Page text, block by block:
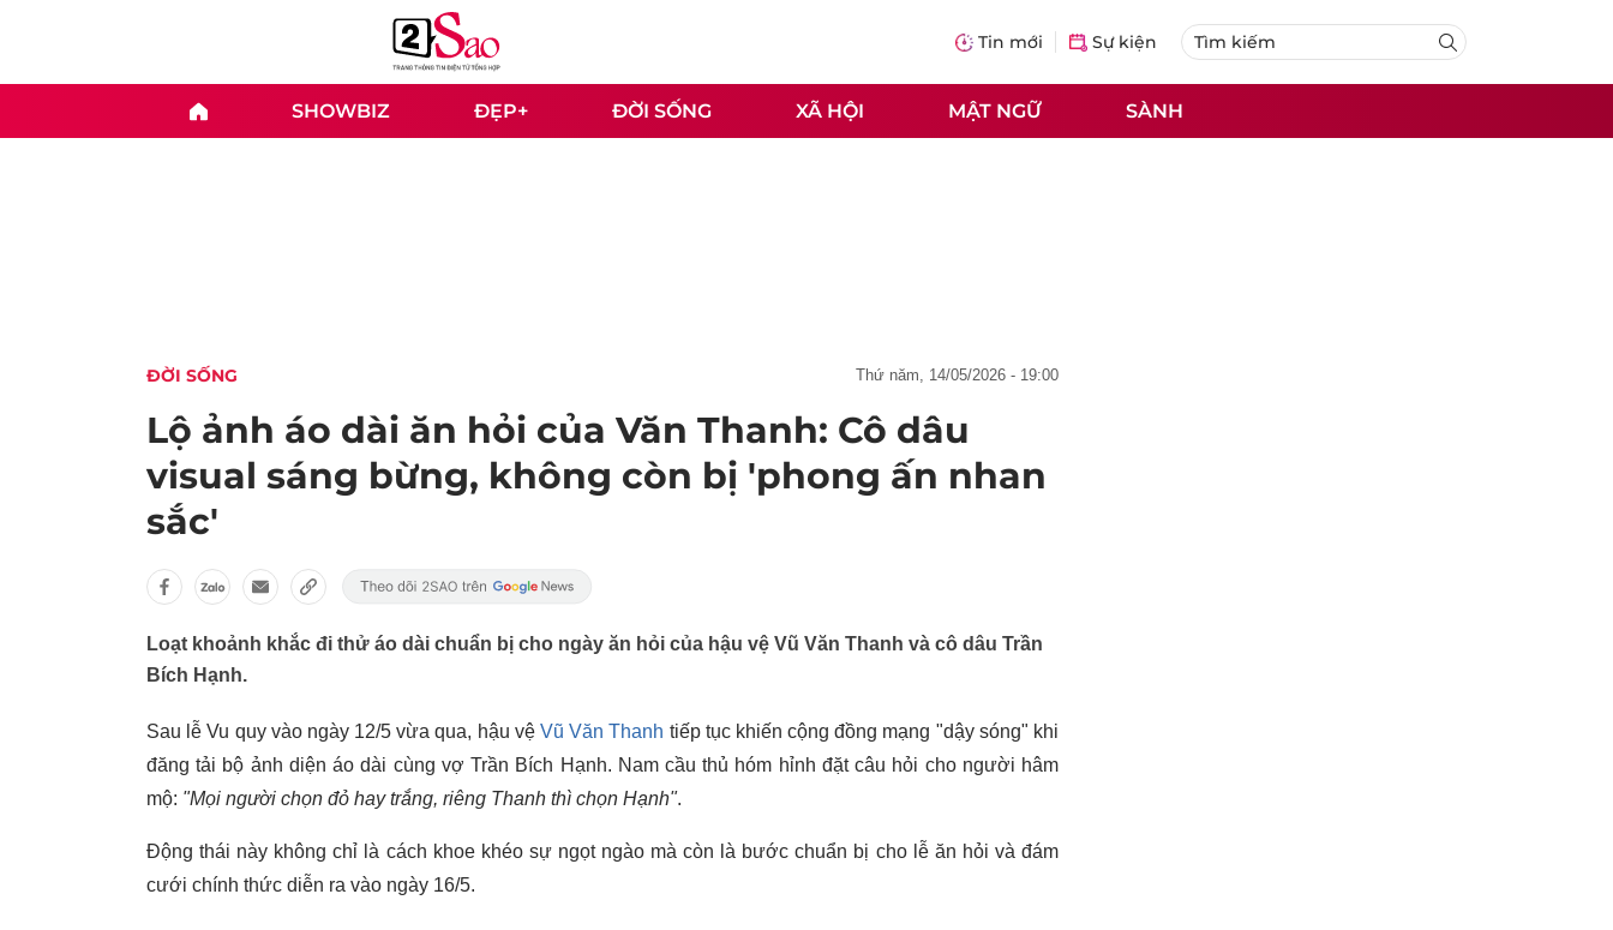
Tin mới Sự kiện
SHOWBIZ ĐẸP+ ĐỜI SỐNG XÃ HỘI MẬT NGỮ SÀNH
ĐỜI SỐNG thứ năm, 14/05/2026 - 19:00
Lộ ảnh áo dài ăn hỏi của Văn Thanh: Cô dâu
visual sáng bừng, không còn bị 'phong ấn nhan
sắc'
Loạt khoảnh khắc đi thử áo dài chuẩn bị cho ngày ăn hỏi của hậu vệ Vũ Văn Thanh và cô dâu Trần
Bích Hạnh.
Sau lễ Vu quy vào ngày 12/5 vừa qua, hậu vệ Vũ Văn Thanh tiếp tục khiến cộng đồng mạng "dậy sóng" khi
đăng tải bộ ảnh diện áo dài cùng vợ Trần Bích Hạnh. Nam cầu thủ hóm hỉnh đặt câu hỏi cho người hâm
mộ: "Mọi người chọn đỏ hay trắng, riêng Thanh thì chọn Hạnh".
Động thái này không chỉ là cách khoe khéo sự ngọt ngào mà còn là bước chuẩn bị cho lễ ăn hỏi và đám
cưới chính thức diễn ra vào ngày 16/5.